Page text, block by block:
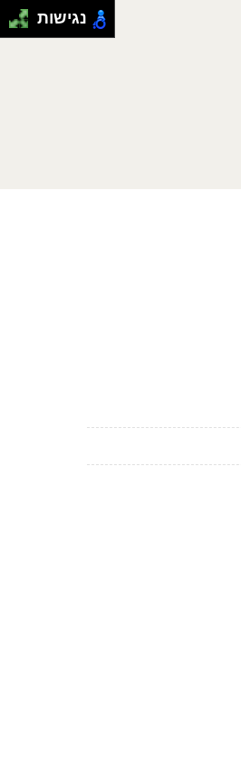
נגישות